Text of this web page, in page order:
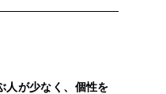
人が少なく、個性を